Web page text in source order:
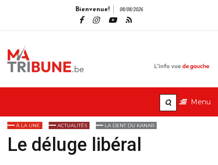
Bienvenue! 08/08/2026
Menu
À LA UNE ACTUALITÉS LA DENT DU KANAR
Le déluge libéral